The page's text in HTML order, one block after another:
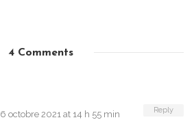
4 Comments
Reply
6 octobre 2021 at 14 h 55 min